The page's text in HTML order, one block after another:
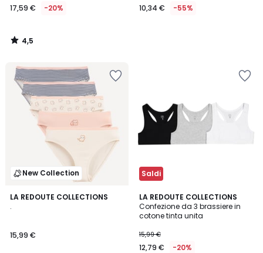
17,59 € -20%
4,5
/
10,34 € -55%
New Collection
LA REDOUTE COLLECTIONS
.
15,99 €
Saldi
LA REDOUTE COLLECTIONS
Confezione da 3 brassiere in
cotone tinta unita
15,99 €
12,79 € -20%
4,7
/ 5
2
Colori